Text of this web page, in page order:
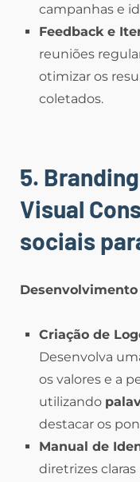
campanhas e
Feedback e
reuniões
otimizar os
coletados.
5.
Visual
sociais
Criação de
Desenvolva
os valores e a
utilizando
destacar os
Manual de
diretrizes